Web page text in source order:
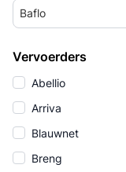
Baflo
Vervoerders
Abellio
Arriva
Blauwnet
Breng